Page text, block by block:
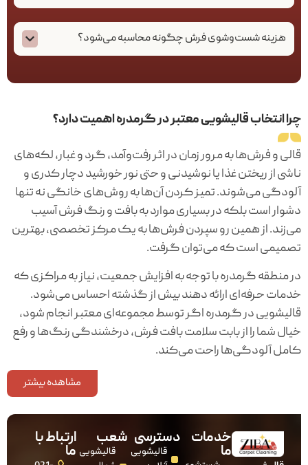
هزینه شست‌وشوی فرش چگونه محاسبه می‌شود؟
چرا انتخاب قالیشویی معتبر در گرمدره اهمیت دارد؟
قالی و فرش‌ها به مرور زمان در اثر رفت‌وآمد، گرد و غبار، لکه‌های
ناشی از ریختن غذا یا نوشیدنی و حتی نور خورشید دچار کدری و
آلودگی می‌شوند. تمیز کردن آن‌ها به روش‌های خانگی نه تنها
دشوار است بلکه در بسیاری موارد به بافت و رنگ فرش آسیب
می‌زند. از همین رو سپردن فرش‌ها به یک مرکز تخصصی، بهترین
تصمیمی است که می‌توان گرفت.
در منطقه گرمدره با توجه به افزایش جمعیت، نیاز به مراکزی که
خدمات حرفه‌ای ارائه دهند بیش از گذشته احساس می‌شود.
قالیشویی در گرمدره اگر توسط مجموعه‌ای معتبر انجام شود،
خیال شما را از بابت سلامت بافت فرش، درخشندگی رنگ‌ها و رفع
کامل آلودگی‌ها راحت می‌کند.
زیبا به عنوان یکی از نام‌های شناخته‌شده در حوزه شست‌وشوی
فرش، در منطقه گرمدره نیز خدمات خود را ارائه می‌دهد. این
مجموعه با ترکیب فناوری روز دنیا و تجربه چندین ساله توانسته
مشاهده بیشتر
خدمات
ما
دسترسی
قالیشویی
شعب
قالیشویی
ارتباط با
ما